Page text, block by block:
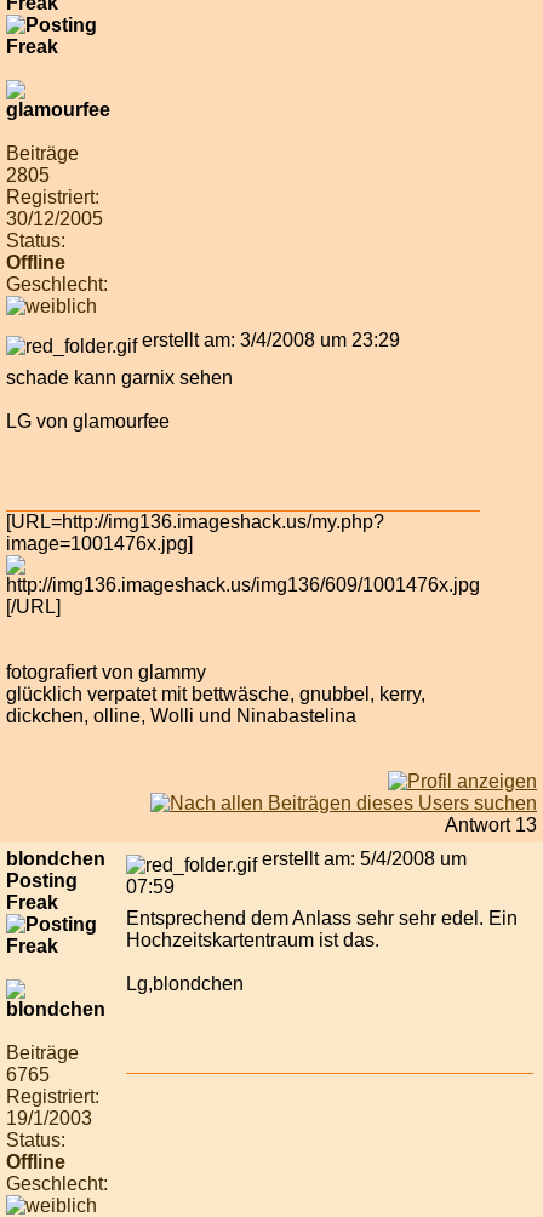
Beiträge
2805
Registriert:
30/12/2005
Status:
Offline
Geschlecht:
erstellt am: 3/4/2008 um 23:29
schade kann garnix sehen
LG von glamourfee
[URL=http://img136.imageshack.us/my.php?
image=1001476x.jpg]
[/URL]
fotografiert von glammy
glücklich verpatet mit bettwäsche, gnubbel, kerry,
dickchen, olline, Wolli und Ninabastelina
Antwort 13
blondchen
Posting
Freak
Beiträge
6765
Registriert:
19/1/2003
Status:
Offline
Geschlecht:
erstellt am: 5/4/2008 um
07:59
Entsprechend dem Anlass sehr sehr edel. Ein
Hochzeitskartentraum ist das.
Lg,blondchen